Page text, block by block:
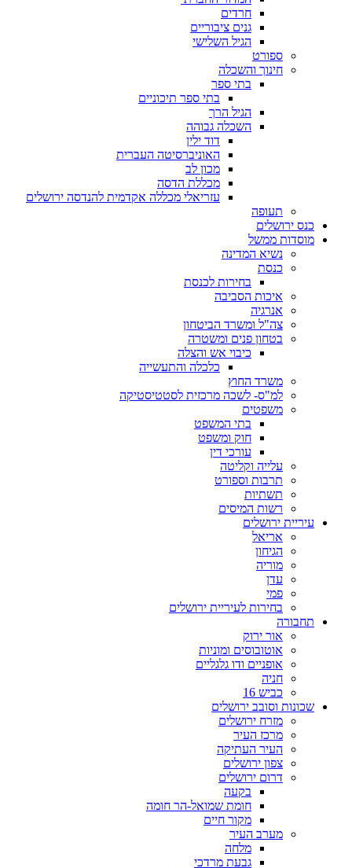
חרדים
גנים ציבוריים
הגיל השלישי
ספורט
חינוך והשכלה
בתי ספר
בתי ספר תיכוניים
הגיל הרך
השכלה גבוהה
דוד ילין
האוניברסיטה העברית
מכון לב
מכללת הדסה
עזריאלי מכללה אקדמית להנדסה ירושלים
תעופה
כנס ירושלים
מוסדות ממשל
נשיא המדינה
כנסת
בחירות לכנסת
איכות הסביבה
אנרגיה
צה"ל ומשרד הביטחון
בטחון פנים ומשטרה
כיבוי אש והצלה
כלכלה והתעשייה
משרד החוץ
למ"ס- לשכה מרכזית לסטטיסטיקה
משפטים
בתי המשפט
חוק ומשפט
עורכי דין
עלייה וקליטה
תרבות וספורט
תשתיות
רשות המיסים
עיריית ירושלים
אריאל
הגיחון
מוריה
עדן
פמי
בחירות לעיריית ירושלים
תחבורה
אור ירוק
אוטובוסים ומוניות
אופניים ודו גלגליים
חניה
כביש 16
שכונות וסובב ירושלים
מזרח ירושלים
מרכז העיר
העיר העתיקה
צפון ירושלים
דרום ירושלים
בקעה
חומת שמואל-הר חומה
מקור חיים
מערב העיר
מלחה
גבעת מרדכי